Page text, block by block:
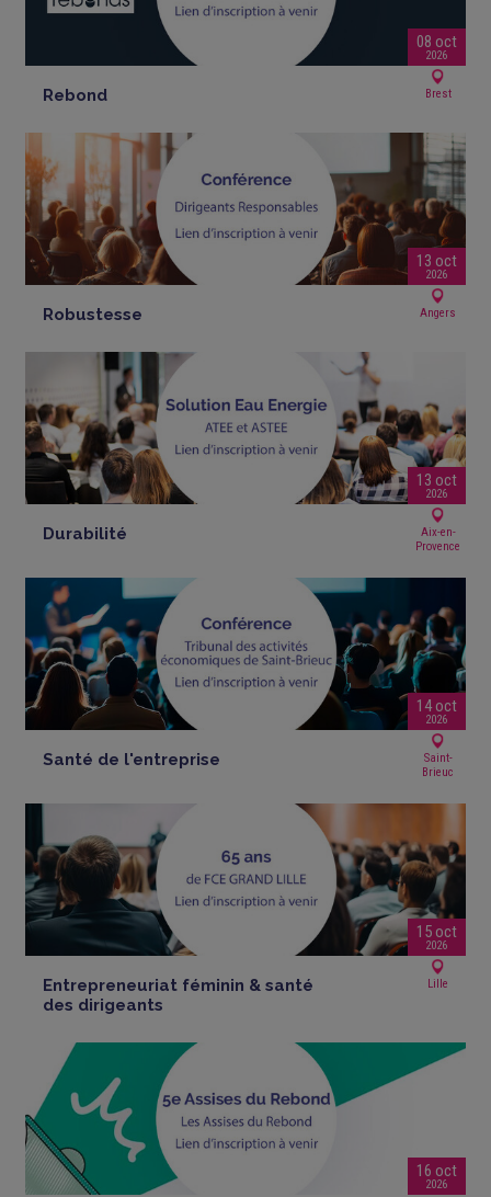
08 oct
2026
Rebond Brest
13 oct
2026
Robustesse Angers
13 oct
2026
Durabilité
Aix-en-
Provence
14 oct
2026
Santé de l'entreprise
Saint-
Brieuc
15 oct
2026
Entrepreneuriat féminin & santé
des dirigeants
Lille
16 oct
2026